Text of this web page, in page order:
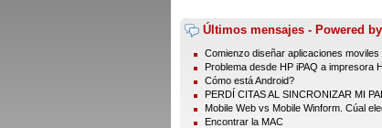
Últimos mensajes - Powered
Comienzo diseñar aplicaciones moviles
Problema desde HP iPAQ a impresora
Cómo está Android?
PERDÍ CITAS AL SINCRONIZAR MI
Mobile Web vs Mobile Winform. Cúal
Encontrar la MAC